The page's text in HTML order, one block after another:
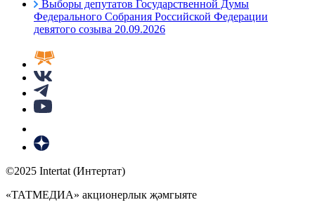
Выборы депутатов Государственной Думы
Федерального Собрания Российской Федерации
девятого созыва 20.09.2026
©2025 Intertat (Интертат)
«ТАТМЕДИА» акционерлык җәмгыяте